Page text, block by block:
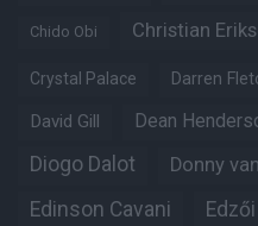
Chido Obi Christian
Crystal Palace Darren
David Gill Dean
Diogo Dalot Donny
Edinson Cavani